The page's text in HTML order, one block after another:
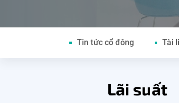
Tin tức cổ đông Tài
Lãi suất